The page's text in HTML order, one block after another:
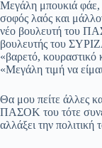
pp
Μεγάλη μπουκιά φάε,
σοφός λαός και
νέο βουλευτή του
βουλευτής του
«βαρετό,
«Μεγάλη τιμή να
Θα μου πείτε άλλες
ΠΑΣΟΚ του τότε
αλλάξει την πολιτική